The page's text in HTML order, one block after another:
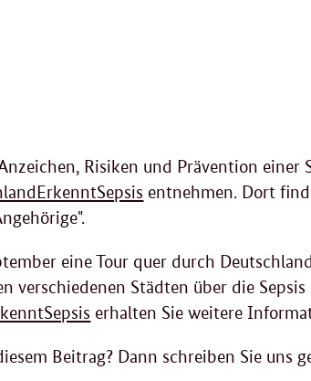
Risiken und Prävention einer
entnehmen. Dort
eine Tour quer durch
verschiedenen Städten über die
erhalten Sie weitere
Beitrag? Dann schreiben Sie uns